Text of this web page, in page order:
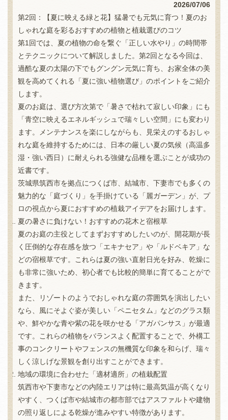
2026/07/06
第2回：【夏に映える緑と花】猛暑でも元気に育つ！夏のお
しゃれな庭を彩るおすすめの植物と植栽選びのコツ
第1回では、夏の植物の命を繋ぐ「正しい水やり」の時間帯
とテクニックについて解説しました。第2回となる今回は、
過酷な夏の太陽の下でもグングン元気に育ち、お家全体の美
観を高めてくれる「夏に強い植物選び」のポイントをご紹介
します。
夏のお庭は、選び方次第で「暑さで枯れて寂しい印象」にも
「青空に映えるエネルギッシュで瑞々しい空間」にも変わり
ます。メンテナンスを楽にしながらも、見栄えのするおしゃ
れな庭を維持するためには、日本の厳しい夏の気候（高温多
湿・強い西日）に耐えられる強健な品種を選ぶことが成功の
近書です。
茨城県筑西市を拠点につくば市、結城市、下妻市でも多くの
魅力的な「庭づくり」を手掛けている「麗ガーデン」が、プ
ロの視点から夏におすすめの植栽アイデアをお届けします。
夏の暑さに負けない！おすすめの花木と宿根草
夏のお庭の主役としてまずおすすめしたいのが、開花期が長
く圧倒的な存在感を放つ「エキナセア」や「ルドベキア」な
どの宿根草です。これらは夏の強い直射日光を好み、乾燥に
も非常に強いため、初心者でも比較的簡単に育てることがで
きます。
また、リゾートのようでおしゃれな庭の雰囲気を演出したい
なら、風にそよぐ姿が美しい「ペニセタム」などのグラス類
や、鮮やかな青や紫の花を咲かせる「アガパンサス」が最適
です。これらの植物をバランスよく配置することで、外構工
事のコンクリートやフェンスの無機質な印象を和らげ、瑞々
しく涼しげな景観を創り出すことができます。
地域の環境に合わせた「適材適所」の植栽配置
筑西市や下妻市などの内陸エリアは特に最高気温が高くなり
やすく、つくば市や結城市の都市部ではアスファルトや建物
の照り返しによる乾燥が進みやすい特徴があります。